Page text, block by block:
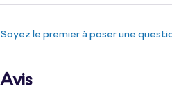
Soyez le premier à poser une
Avis